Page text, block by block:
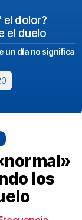
el dolor?
el duelo
un día no significa
los